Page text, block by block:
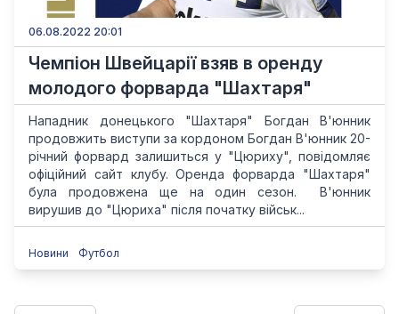
06.08.2022 20:01
Чемпіон Швейцарії взяв в оренду
молодого форварда "Шахтаря"
Нападник донецького "Шахтаря" Богдан В'юнник
продовжить виступи за кордоном Богдан В'юнник 20-
річний форвард залишиться у "Цюриху", повідомляє
офіційний сайт клубу. Оренда форварда "Шахтаря"
була продовжена ще на один сезон. В'юнник
вирушив до "Цюриха" після початку військ...
Новини Футбол